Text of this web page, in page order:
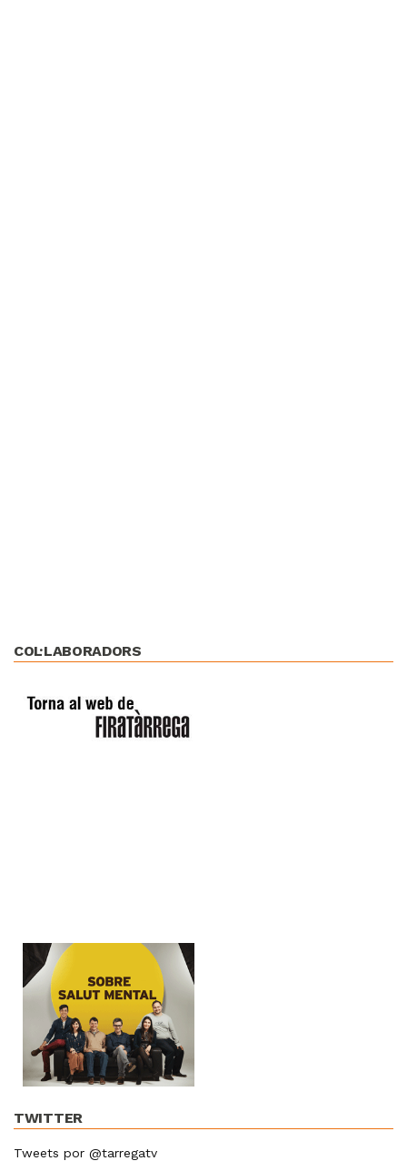
COL·LABORADORS
TWITTER
Tweets por @tarregatv